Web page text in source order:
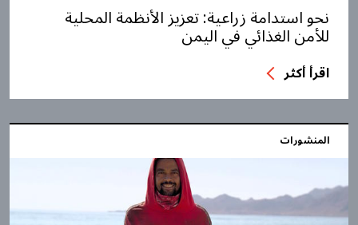
نحو استدامة زراعية: تعزيز الأنظمة المحلية
للأمن الغذائي في اليمن
اقرأ أكثر
المنشورات